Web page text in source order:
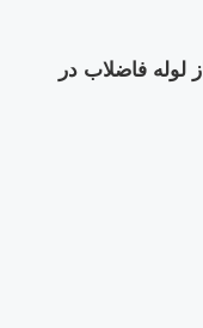
لوله فاضلاب در